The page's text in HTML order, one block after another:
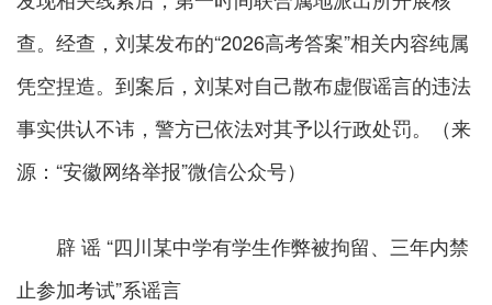
查。经查，刘某发布的“2026高考答案”相关内容纯属
凭空捏造。到案后，刘某对自己散布虚假谣言的违法
事实供认不讳，警方已依法对其予以行政处罚。（来
源：“安徽网络举报”微信公众号）
辟 谣 “四川某中学有学生作弊被拘留、三年内禁
止参加考试”系谣言